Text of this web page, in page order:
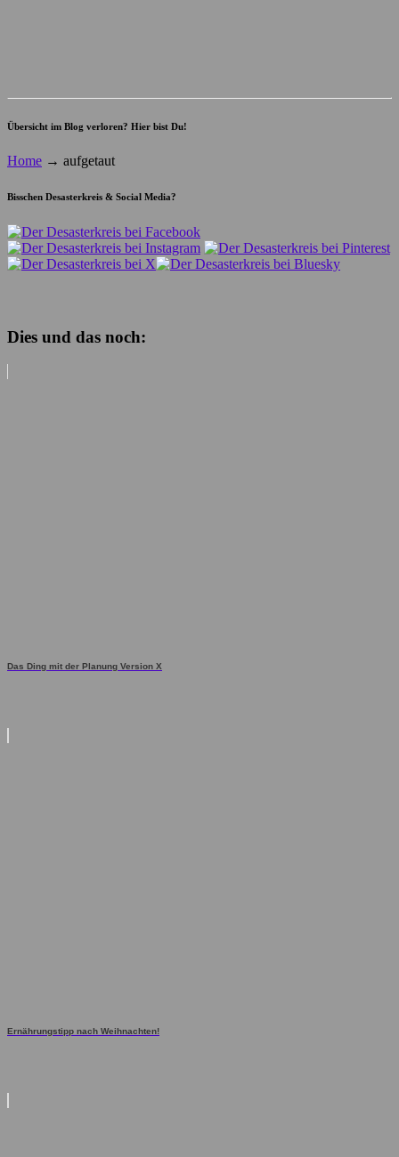
Übersicht im Blog verloren? Hier bist Du!
Home → aufgetaut
Bisschen Desasterkreis & Social Media?
Dies und das noch:
Das Ding mit der Planung Version X
Ernährungstipp nach Weihnachten!